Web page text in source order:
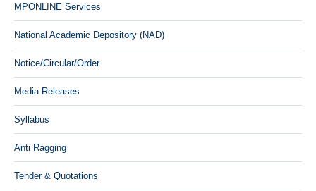
MPONLINE Services
National Academic Depository (NAD)
Notice/Circular/Order
Media Releases
Syllabus
Anti Ragging
Tender & Quotations